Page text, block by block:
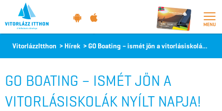
Vitorlázz
itthon
VitorlázzItthon > Hírek >GO Boating – ismét jön a vitorlásiskolák nyílt napja!
GO BOATING – ISMÉT JÖN A
VITORLÁSISKOLÁK NYÍLT NAPJA!